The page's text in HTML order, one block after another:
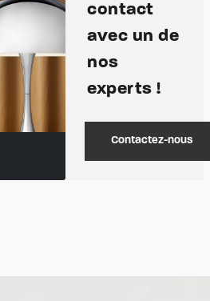
contact
avec un de
nos
experts !
Contactez-nous